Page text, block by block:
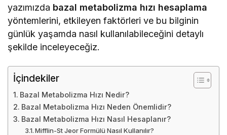
yazımızda bazal metabolizma hızı hesaplama
yöntemlerini, etkileyen faktörleri ve bu bilginin
günlük yaşamda nasıl kullanılabileceğini detaylı
şekilde inceleyeceğiz.
İçindekiler
Bazal Metabolizma Hızı Nedir?
Bazal Metabolizma Hızı Neden Önemlidir?
Bazal Metabolizma Hızı Nasıl Hesaplanır?
Mifflin-St Jeor Formülü Nasıl Kullanılır?